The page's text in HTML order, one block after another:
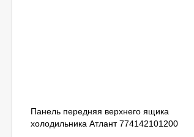
Панель передняя верхнего ящика
холодильника Атлант 774142101200